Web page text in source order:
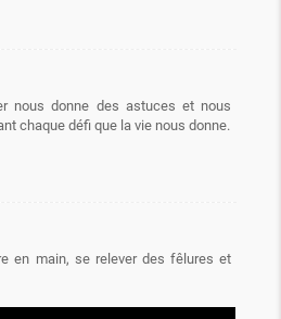
nous donne des astuces et nous
chaque défi que la vie nous donne.
en main, se relever des fêlures et